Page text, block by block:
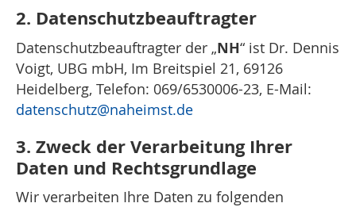
2. Datenschutzbeauftragter
Datenschutzbeauftragter der „NH“ ist Dr. Dennis
Voigt, UBG mbH, Im Breitspiel 21, 69126
Heidelberg, Telefon: 069/6530006-23, E-Mail:
datenschutz@naheimst.de
3. Zweck der Verarbeitung Ihrer
Daten und Rechtsgrundlage
Wir verarbeiten Ihre Daten zu folgenden